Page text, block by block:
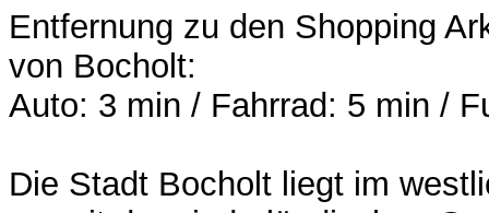
Entfernung zu den Shopping
von Bocholt:
Auto: 3 min / Fahrrad: 5 min /
Die Stadt Bocholt liegt im